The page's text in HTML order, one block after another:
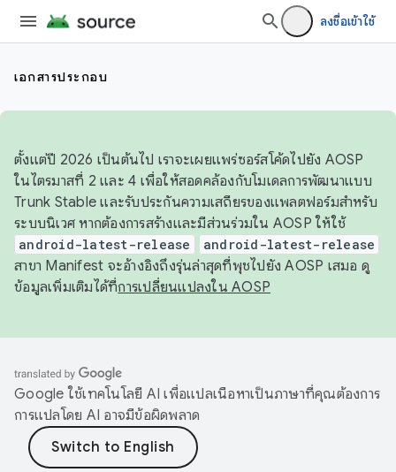
ลงชื่อเข้าใช้
เอกสารประกอบ
ตั้งแต่ปี 2026 เป็นต้นไป เราจะเผยแพร่ซอร์สโค้ดไปยัง AOSP
ในไตรมาสที่ 2 และ 4 เพื่อให้สอดคล้องกับโมเดลการพัฒนาแบบ
Trunk Stable และรับประกันความเสถียรของแพลตฟอร์มสำหรับ
ระบบนิเวศ หากต้องการสร้างและมีส่วนร่วมใน AOSP ให้ใช้
android-latest-release android-latest-release
สาขา Manifest จะอ้างอิงถึงรุ่นล่าสุดที่พุชไปยัง AOSP เสมอ ดู
ข้อมูลเพิ่มเติมได้ที่การเปลี่ยนแปลงใน AOSP
Google ใช้เทคโนโลยี AI เพื่อแปลเนื้อหาเป็นภาษาที่คุณต้องการ
การแปลโดย AI อาจมีข้อผิดพลาด